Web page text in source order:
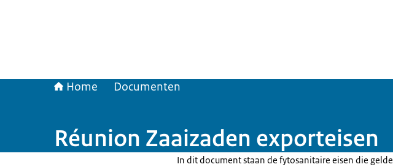
Home Documenten
Réunion Zaaizaden exporteisen
In dit document staan de fytosanitaire eisen die